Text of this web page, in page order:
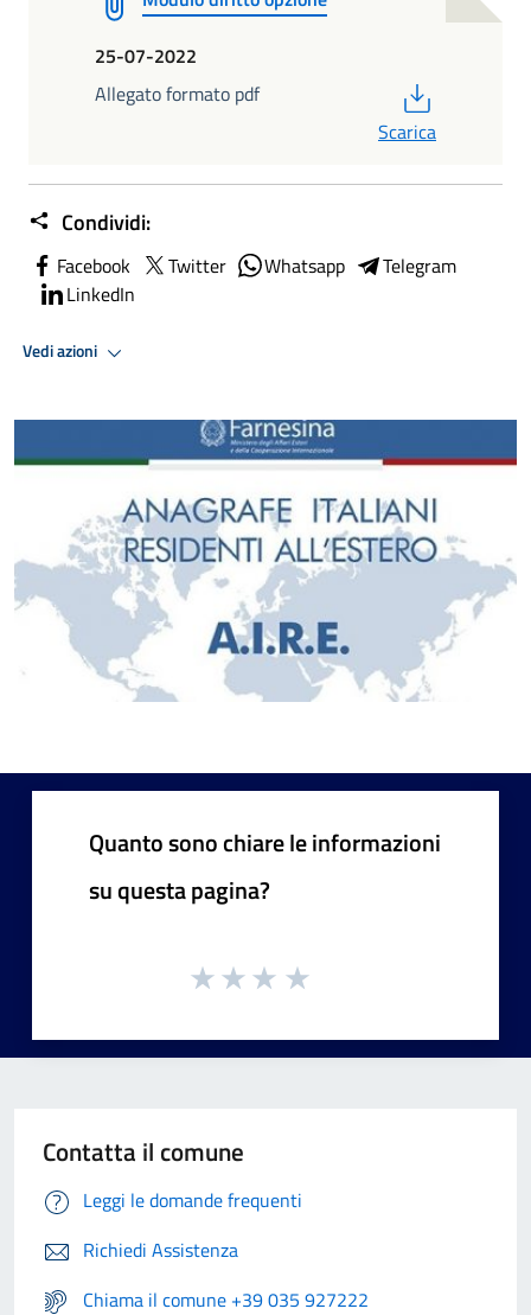
25-07-2022
Allegato formato pdf
Scarica
Condividi:
Facebook Twitter Whatsapp
Telegram
LinkedIn
Vedi azioni
Quanto sono chiare le informazioni
su questa pagina?
Contatta il comune
Leggi le domande frequenti
Richiedi Assistenza
Chiama il comune +39 035 927222